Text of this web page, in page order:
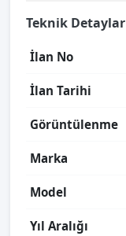
Teknik Detaylar
İlan No
İlan Tarihi
Görüntülenme
Marka
Model
Yıl Aralığı